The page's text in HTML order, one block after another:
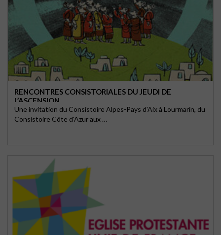
RENCONTRES CONSISTORIALES DU JEUDI DE
L’ASCENSION
Une invitation du Consistoire Alpes-Pays d'Aix à Lourmarin, du
Consistoire Côte d'Azur aux …